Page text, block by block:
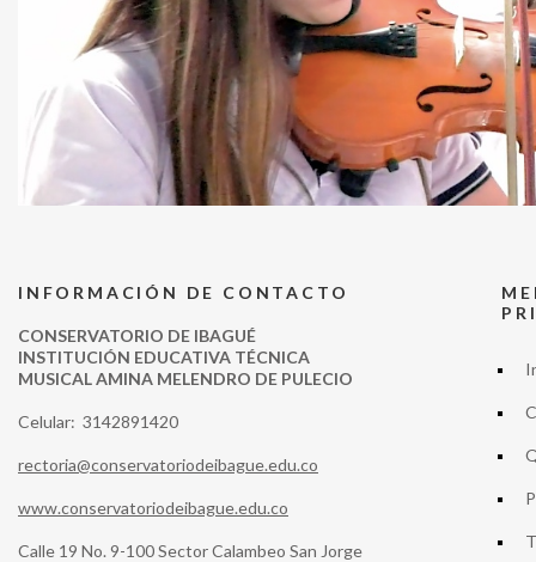
INFORMACIÓN DE CONTACTO
CONSERVATORIO DE IBAGUÉ
INSTITUCIÓN EDUCATIVA TÉCNICA
MUSICAL AMINA MELENDRO DE PULECIO
Celular: 3142891420
rectoria@conservatoriodeibague.edu.co
www.conservatoriodeibague.edu.co
Calle 19 No. 9-100 Sector Calambeo San Jorge